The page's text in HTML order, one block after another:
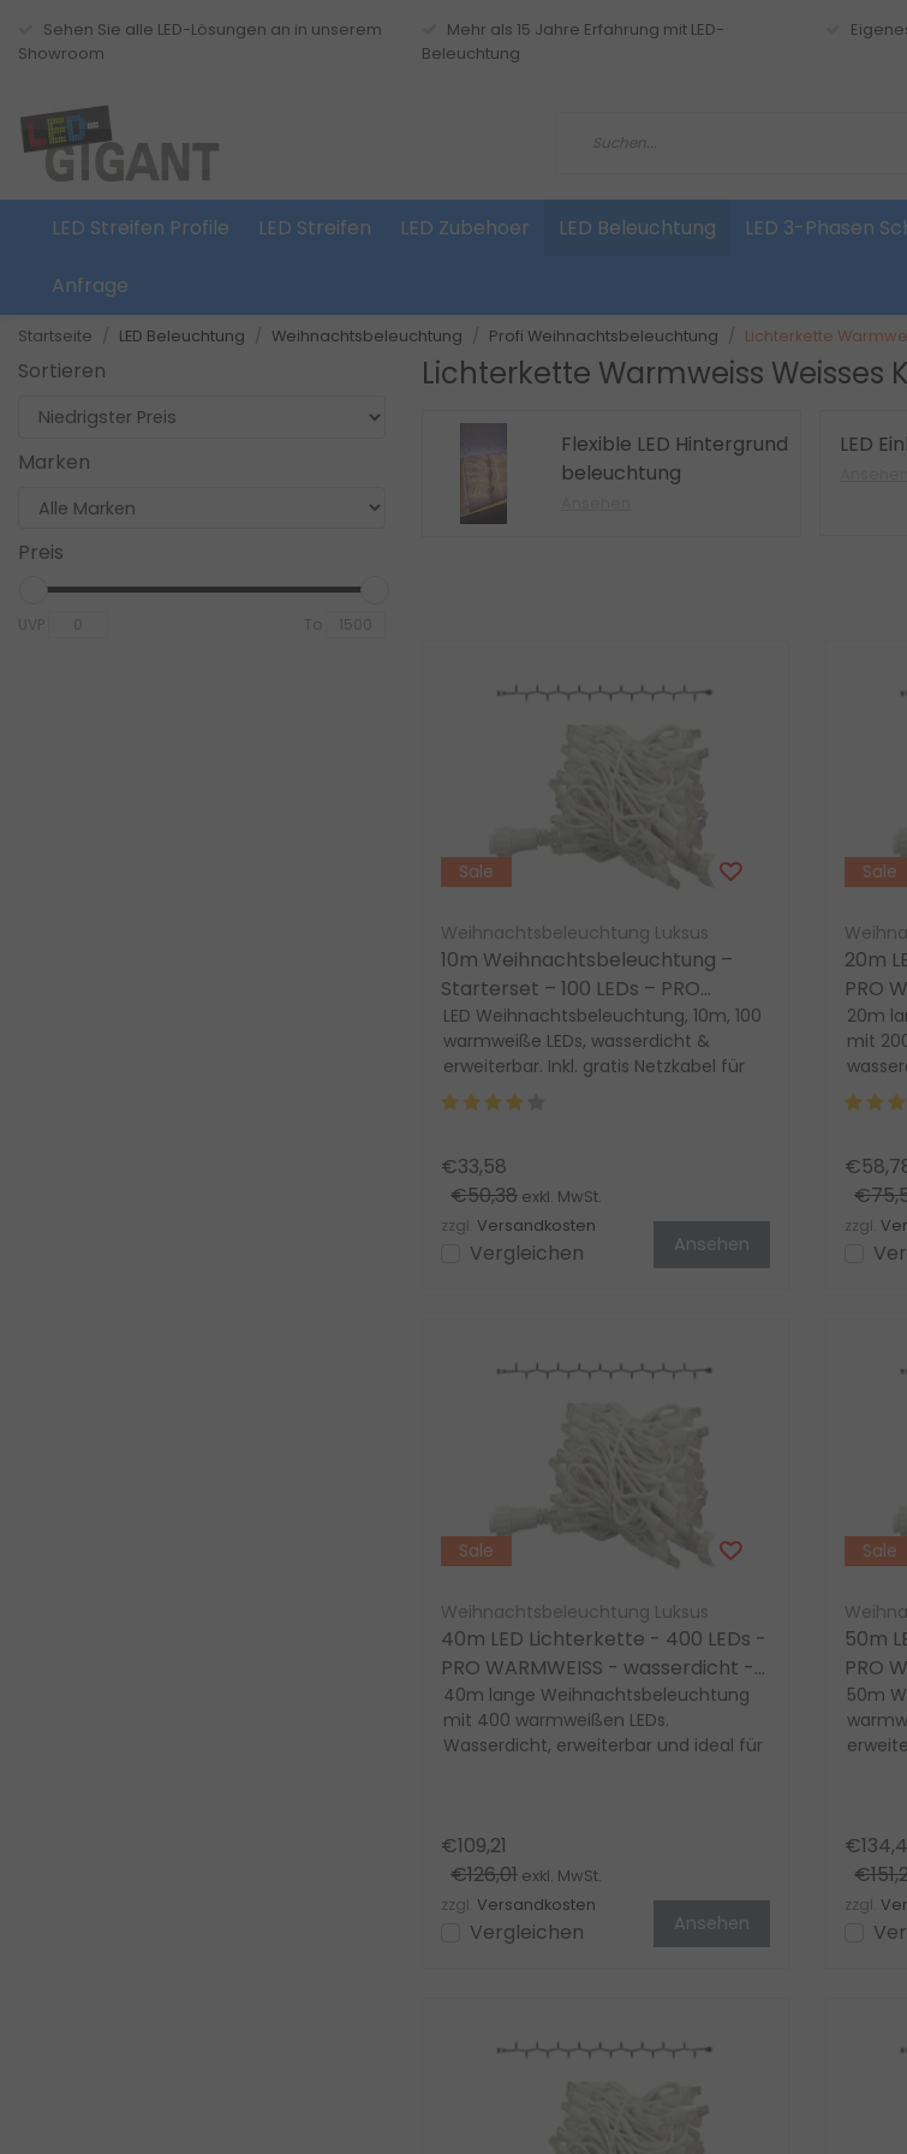
Sehen Sie alle LED-Lösungen an in unserem
Showroom
Mehr als 15 Jahre Erfahrung mit LED-
Beleuchtung
LED Streifen Profile LED Streifen LED Zubehoer LED Beleuchtung LED 3-Phasen
Anfrage
Startseite LED Beleuchtung Weihnachtsbeleuchtung Profi Weihnachtsbeleuchtung Lichterkette
Sortieren
Marken
Preis
UVP To
Lichterkette Warmweiss Weisses
Ansehen
Flexible LED Hintergrund
beleuchtung
LED
Sale
Weihnachtsbeleuchtung Luksus
10m Weihnachtsbeleuchtung –
Starterset – 100 LEDs – PRO
WARMWEISS – wasserdicht –
erweiterbar
LED Weihnachtsbeleuchtung, 10m, 100
warmweiße LEDs, wasserdicht &
erweiterbar. Inkl. gratis Netzkabel für
sofortige Inst...
€33,58
€50,38 exkl. MwSt.
zzgl. Versandkosten
Vergleichen Ansehen
Sale
20m
PRO
20m
mit
zzgl.
Sale
Weihnachtsbeleuchtung Luksus
40m LED Lichterkette - 400 LEDs -
PRO WARMWEISS - wasserdicht -
erweiterbar
40m lange Weihnachtsbeleuchtung
mit 400 warmweißen LEDs.
Wasserdicht, erweiterbar und ideal für
€109,21
€126,01 exkl. MwSt.
zzgl. Versandkosten
Vergleichen Ansehen
Sale
50m
PRO
50m
zzgl.